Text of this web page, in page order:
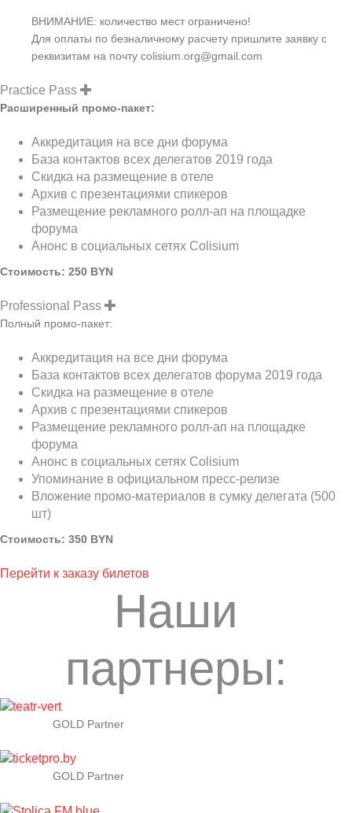
ВНИМАНИЕ: количество мест ограничено!
Для оплаты по безналичному расчету пришлите заявку с
реквизитам на почту colisium.org@gmail.com
Practice Pass
Расширенный промо-пакет:
Аккредитация на все дни форума
База контактов всех делегатов 2019 года
Скидка на размещение в отеле
Архив с презентациями спикеров
Размещение рекламного ролл-ап на площадке
форума
Анонс в социальных сетях Colisium
Стоимость: 250 BYN
Professional Pass
Полный промо-пакет:
Аккредитация на все дни форума
База контактов всех делегатов форума 2019 года
Скидка на размещение в отеле
Архив с презентациями спикеров
Размещение рекламного ролл-ап на площадке
форума
Анонс в социальных сетях Colisium
Упоминание в официальном пресс-релизе
Вложение промо-материалов в сумку делегата (500
шт)
Стоимость: 350 BYN
Перейти к заказу билетов
Наши
партнеры:
GOLD Partner
GOLD Partner